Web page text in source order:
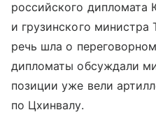
российского
и грузинского
речь шла о
дипломаты обсуждали
позиции уже вели
по Цхинвалу.